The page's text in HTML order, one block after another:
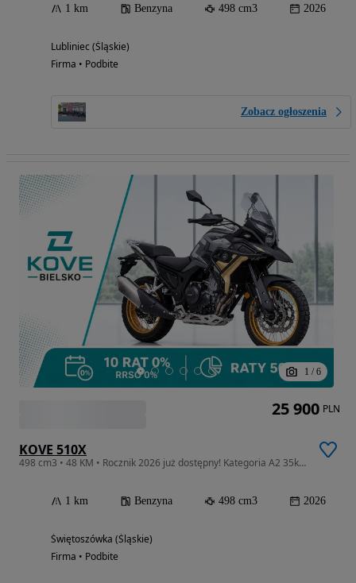
1 km Benzyna 498 cm3 2026
Lubliniec (Śląskie)
Firma • Podbite
Zobacz ogłoszenia
1 / 6
KOVE 510X
498 cm3 • 48 KM • Rocznik 2026 już dostępny! Kategoria A2 35kW 2 kolory!
1 km Benzyna 498 cm3 2026
Świętoszówka (Śląskie)
Firma • Podbite
25 900 PLN